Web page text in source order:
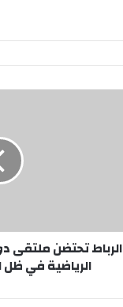
الرباط تحتضن ملتقى
الرياضية في ظل